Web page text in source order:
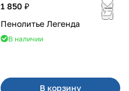
1 850 ₽
Пенолитье Легенда
В наличии
В корзину